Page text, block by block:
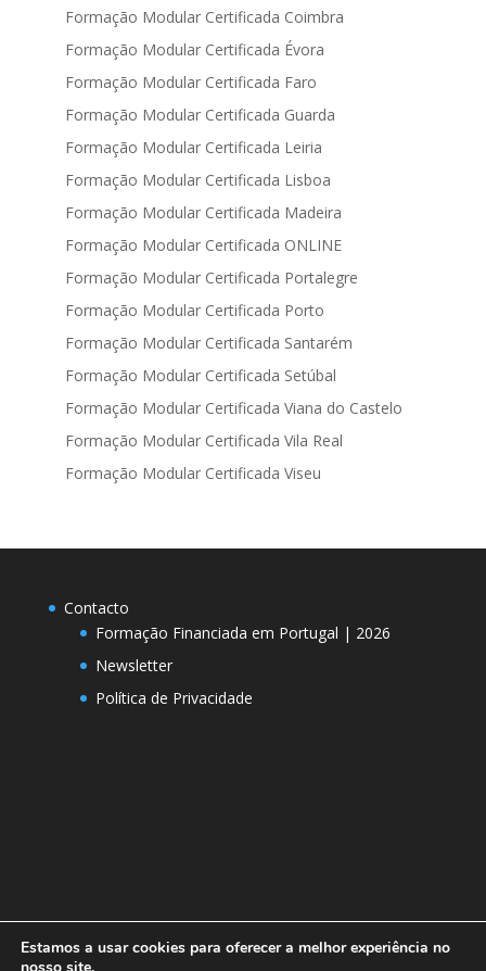
Formação Modular Certificada Coimbra
Formação Modular Certificada Évora
Formação Modular Certificada Faro
Formação Modular Certificada Guarda
Formação Modular Certificada Leiria
Formação Modular Certificada Lisboa
Formação Modular Certificada Madeira
Formação Modular Certificada ONLINE
Formação Modular Certificada Portalegre
Formação Modular Certificada Porto
Formação Modular Certificada Santarém
Formação Modular Certificada Setúbal
Formação Modular Certificada Viana do Castelo
Formação Modular Certificada Vila Real
Formação Modular Certificada Viseu
Contacto
Formação Financiada em Portugal | 2026
Newsletter
Política de Privacidade
Estamos a usar cookies para oferecer a melhor experiência no